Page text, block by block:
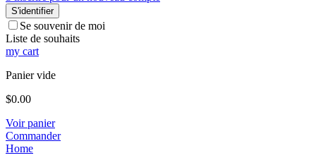
S'identifier
Se souvenir de moi
Liste de souhaits
my cart
Panier vide
$0.00
Voir panier
Commander
Home